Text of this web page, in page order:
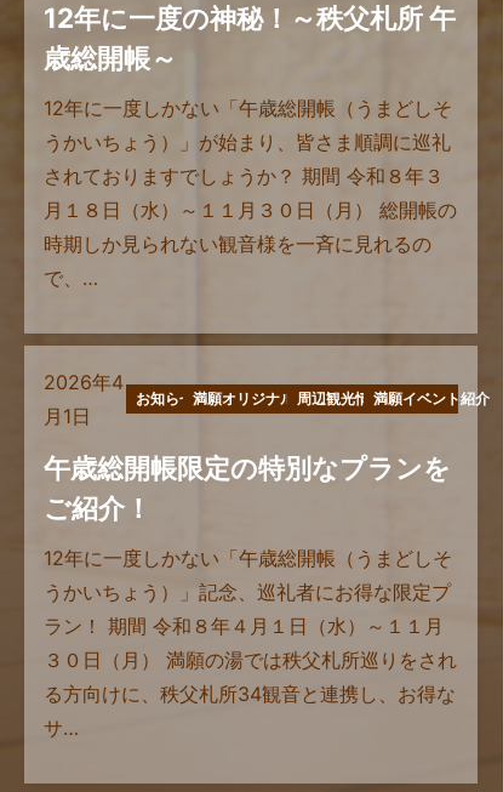
12年に一度の神秘！～秩父札所 午
歳総開帳～
12年に一度しかない「午歳総開帳（うまどしそ
うかいちょう）」が始まり、皆さま順調に巡礼
されておりますでしょうか？ 期間 令和８年３
月１８日（水）～１１月３０日（月） 総開帳の
時期しか見られない観音様を一斉に見れるの
で、…
2026年4
月1日
お知らせ満願オリジナル商品周辺観光情報満願イベント紹介
午歳総開帳限定の特別なプランを
ご紹介！
12年に一度しかない「午歳総開帳（うまどしそ
うかいちょう）」記念、巡礼者にお得な限定プ
ラン！ 期間 令和８年４月１日（水）～１１月
３０日（月） 満願の湯では秩父札所巡りをされ
る方向けに、秩父札所34観音と連携し、お得な
サ…